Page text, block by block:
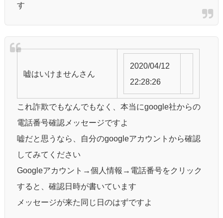
す
嘘はいけません さん
2020/04/12
22:28:26
これ詐欺でもなんでもなく、本当にgoogle社からの
電話番号確認メッセージですよ
嘘だと思うなら、自分のgoogleアカウントから確認
してみてください
Googleアカウント→個人情報→電話番号をクリック
すると、確認日時が書いています
メッセージが来た同じ日のはずですよ